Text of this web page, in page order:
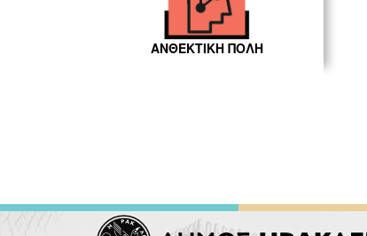
ΑΝΘΕΚΤΙΚΗ ΠΟΛΗ